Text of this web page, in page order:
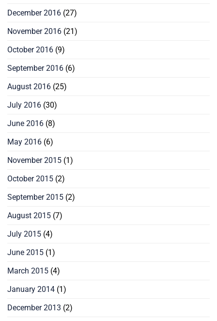
December 2016 (27)
November 2016 (21)
October 2016 (9)
September 2016 (6)
August 2016 (25)
July 2016 (30)
June 2016 (8)
May 2016 (6)
November 2015 (1)
October 2015 (2)
September 2015 (2)
August 2015 (7)
July 2015 (4)
June 2015 (1)
March 2015 (4)
January 2014 (1)
December 2013 (2)